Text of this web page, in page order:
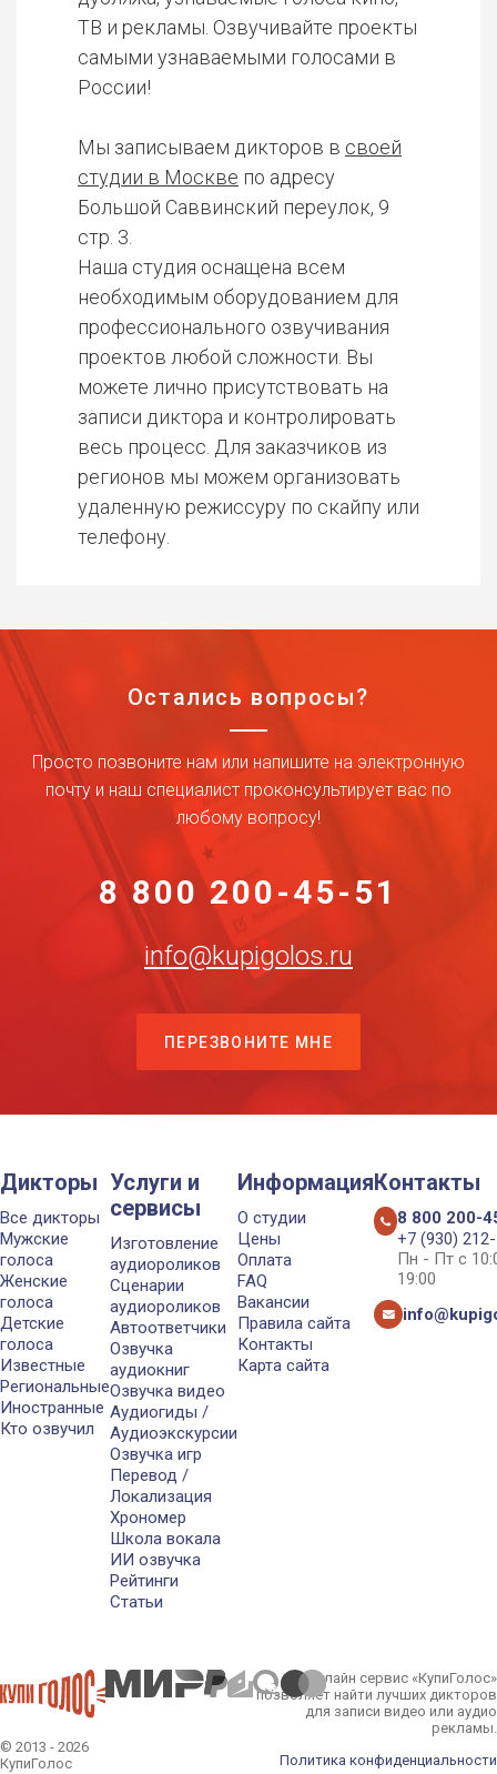
ТВ и рекламы. Озвучивайте проекты
самыми узнаваемыми голосами в
России!
Мы записываем дикторов в своей
студии в Москве по адресу
Большой Саввинский переулок, 9
стр. 3.
Наша студия оснащена всем
необходимым оборудованием для
профессионального озвучивания
проектов любой сложности. Вы
можете лично присутствовать на
записи диктора и контролировать
весь процесс. Для заказчиков из
регионов мы можем организовать
удаленную режиссуру по скайпу или
телефону.
Остались вопросы?
Просто позвоните нам или напишите на электронную
почту и наш специалист проконсультирует вас по
любому вопросу!
8 800 200-45-51
info@kupigolos.ru
ПЕРЕЗВОНИТЕ МНЕ
Дикторы
Все дикторы
Мужские
голоса
Женские
голоса
Детские
голоса
Известные
Региональные
Иностранные
Кто озвучил
Услуги и
сервисы
Изготовление
аудиороликов
Сценарии
аудиороликов
Автоответчики
Озвучка
аудиокниг
Озвучка видео
Аудиогиды /
Аудиоэкскурсии
Озвучка игр
Перевод /
Локализация
Хрономер
Школа вокала
ИИ озвучка
Рейтинги
Статьи
Информация
О студии
Цены
Оплата
FAQ
Вакансии
Правила сайта
Контакты
Карта сайта
Контакты
8 800 200-
+7 (930)
Пн - Пт с
19:00
© 2013 - 2026
КупиГолос
Онлайн сервис «КупиГолос»
позволяет найти лучших дикторов
для записи видео или аудио
рекламы.
Политика конфиденциальности